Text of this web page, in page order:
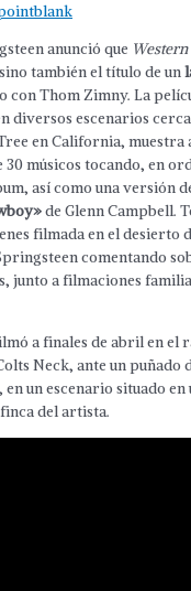
anunció que Western
también el título de un
con Thom Zimny. La
diversos escenarios
en California, muestra
30 músicos tocando, en
así como una versión
de Glenn Campbell.
filmada en el desierto
comentando
junto a filmaciones
a finales de abril en el
Neck, ante un puñado
en un escenario situado
del artista.